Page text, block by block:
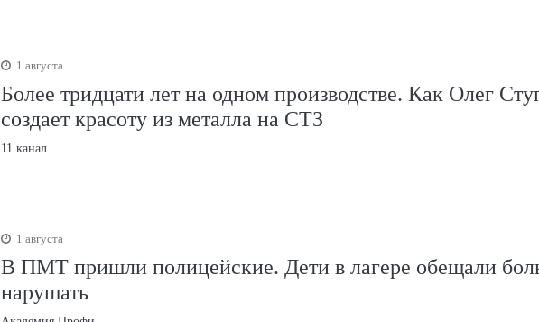
1 августа
Более тридцати лет на одном производстве. Как Олег
создает красоту из металла на СТЗ
11 канал
1 августа
В ПМТ пришли полицейские. Дети в лагере обещали
нарушать